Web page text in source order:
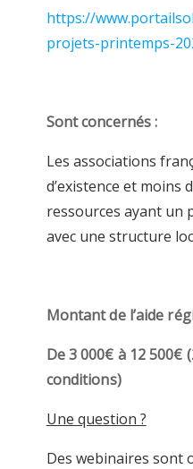
https://
projets-printemps-
Sont concernés :
Les associations
d’existence et moins
ressources ayant un
avec une structure
Montant de l’aide
De 3 000€ à 12 500€
conditions)
Une question ?
Des webinaires sont